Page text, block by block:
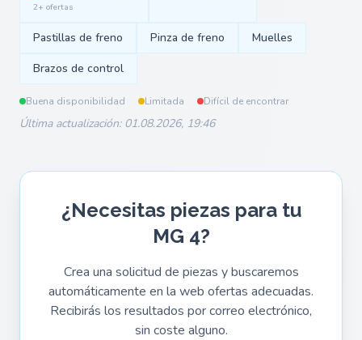
2+ ofertas
Pastillas de freno Pinza de freno
Muelles
Brazos de control
Buena disponibilidad Limitada Difícil de encontrar
Última actualización: 01.08.2026, 19:46
¿Necesitas piezas para tu
MG 4?
Crea una solicitud de piezas y buscaremos
automáticamente en la web ofertas adecuadas.
Recibirás los resultados por correo electrónico,
sin coste alguno.